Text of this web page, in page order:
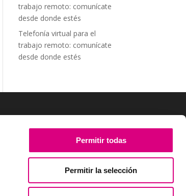
Permitir todas
Permitir la selección
trabajo remoto: comunícate
desde donde estés
Telefonía virtual para el
trabajo remoto: comunícate
desde donde estés